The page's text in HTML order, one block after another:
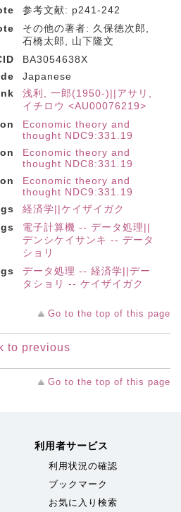
参考文献: p241-242
その他の著者: 久保徳次郎,
石橋太郎, 山下隆文
BA3054638X
Japanese
浅利, 一郎(1950-)||アサリ,
イチロウ <AU00076219>
Economic theory and
thought NDC9:331.19
Economic theory and
thought NDC8:331.19
Economic theory and
thought NDC9:331.19
経済学||ケイザイガク
電子計算機 -- データ処理||
デンシケイサンキ -- データ
ショリ
データ処理 -- 経済学||デー
タショリ -- ケイザイガク
Go to the top of this page
to previous
Go to the top of this page
利用者サービス
利用状況の確認
ブックマーク
お気に入り検索